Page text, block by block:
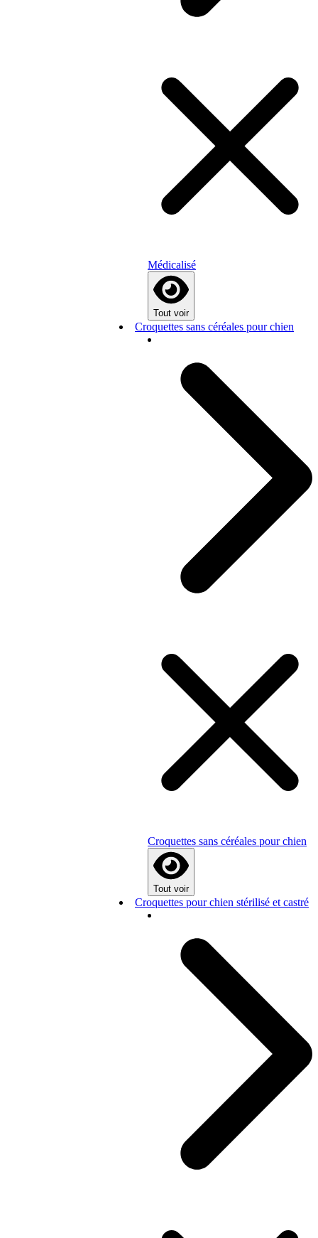
Médicalisé
Tout voir
Croquettes sans céréales pour chien
Croquettes sans céréales pour chien
Tout voir
Croquettes pour chien stérilisé et castré